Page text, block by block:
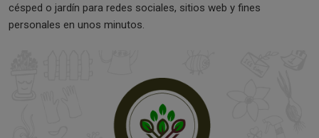
césped o jardín para redes sociales, sitios web y fines
personales en unos minutos.